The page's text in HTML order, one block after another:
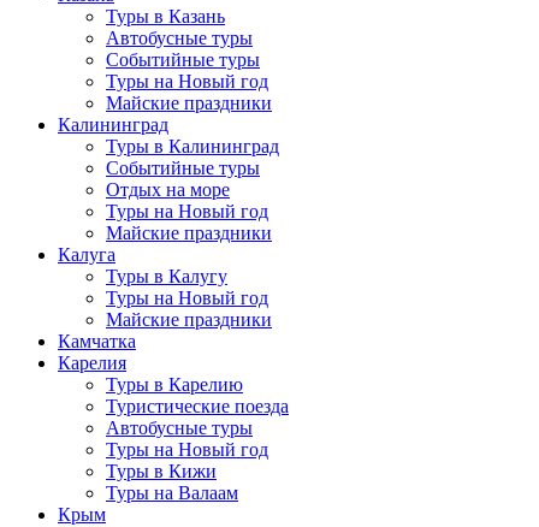
Туры в Казань
Автобусные туры
Событийные туры
Туры на Новый год
Майские праздники
Калининград
Туры в Калининград
Событийные туры
Отдых на море
Туры на Новый год
Майские праздники
Калуга
Туры в Калугу
Туры на Новый год
Майские праздники
Камчатка
Карелия
Туры в Карелию
Туристические поезда
Автобусные туры
Туры на Новый год
Туры в Кижи
Туры на Валаам
Крым